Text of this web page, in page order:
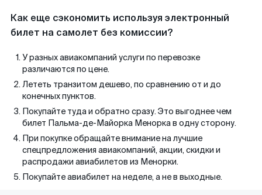
Как еще сэкономить используя электронный
билет на самолет без комиссии?
У разных авиакомпаний услуги по перевозке
различаются по цене.
Лететь транзитом дешево, по сравнению от и до
конечных пунктов.
Покупайте туда и обратно сразу. Это выгоднее чем
билет Пальма-де-Майорка Менорка в одну сторону.
При покупке обращайте внимание на лучшие
спецпредложения авиакомпаний, акции, скидки и
распродажи авиабилетов из Менорки.
Покупайте авиабилет на неделе, а не в выходные.